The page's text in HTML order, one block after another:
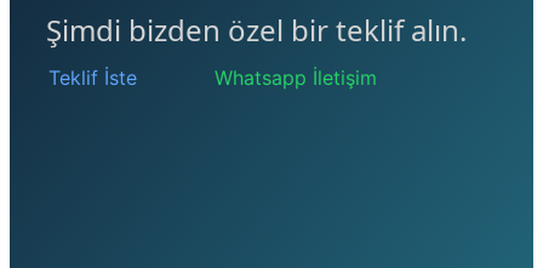
Şimdi bizden özel bir teklif alın.
Teklif İste Whatsapp İletişim